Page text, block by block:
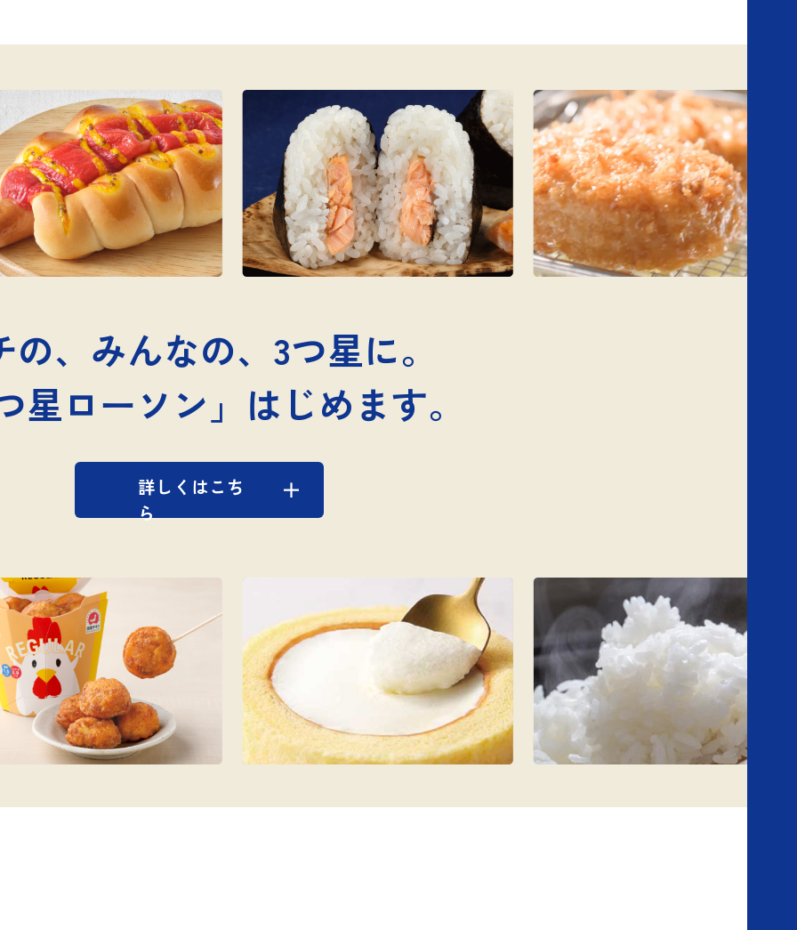
の、みんなの、 3つ星に。
星ローソン」 はじめます。
詳しくはこち
ら